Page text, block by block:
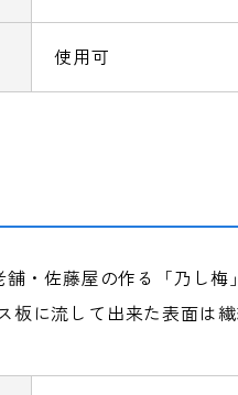
使用可
・佐藤屋の作る「乃し
板に流して出来た表面は